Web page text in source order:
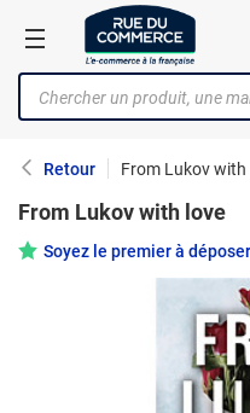
Retour From Lukov with
From Lukov with love
Soyez le premier à